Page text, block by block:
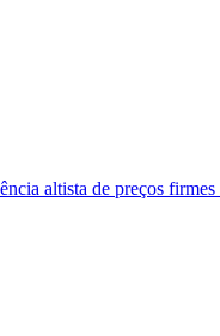
altista de preços